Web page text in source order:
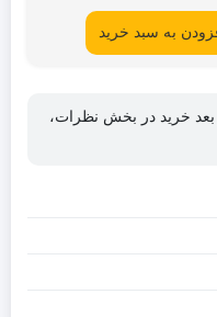
به سبد خرید
بعد خرید در بخش نظرات،